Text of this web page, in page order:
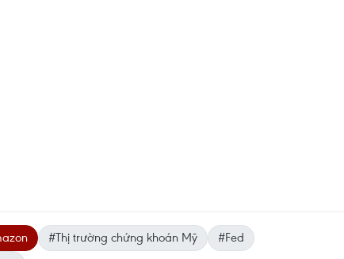
#Thị trường chứng khoán Mỹ
#Fed